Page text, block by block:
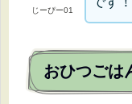
じーぴー01
おひつごは